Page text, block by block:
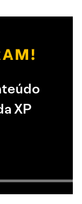
XP